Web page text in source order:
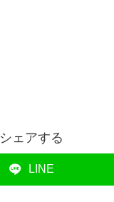
シェアする
LINE